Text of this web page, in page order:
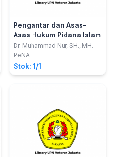
Pengantar dan Asas-
Asas Hukum Pidana Islam
Dr. Muhammad Nur, SH., MH.
PeNA
Stok: 1/1